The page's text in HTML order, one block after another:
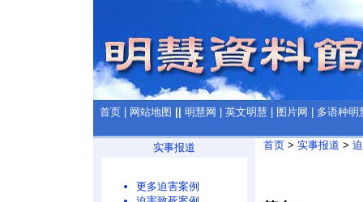
首页 网站地图 明慧网 英文明慧 图片网 多语种明
实事报道
更多迫害案例
首页 > 实事报道 >